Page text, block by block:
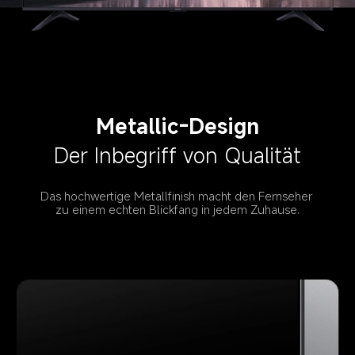
Metallic-Design
Der Inbegriff von Qualität
Das hochwertige Metallfinish macht den Fernseher
zu einem echten Blickfang in jedem Zuhause.